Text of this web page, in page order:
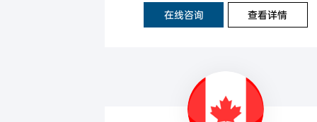
在线咨询 查看详情